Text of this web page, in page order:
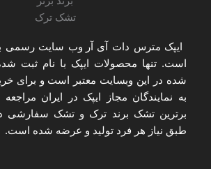
ایپک مترس دات آی آر وب سایت رسمی
است. تنها محصولات ایپک با نام ثبت
شده در این وبسایت معتبر است و برای
به نمایندگان مجاز ایپک در ایران مراجعه
برترین تشک برند ترک و تشک سفارشی
طبق نیاز هر فرد تولید و عرضه شده است.